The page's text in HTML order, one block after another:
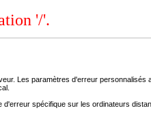
'/'.
Les paramètres d'erreur
spécifique sur les ordinateurs